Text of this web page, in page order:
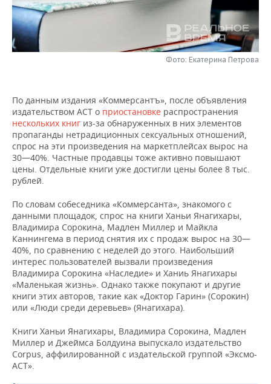
НЕФТЕХИМИЯ
НЕФТЬ
РОЗНИЧНАЯ ТОРГОВЛЯ
ТРАНСПОРТ
НОВОСТИ ТЕХНОЛОГИЙ
IT
ТЕЛЕКОММУНИКАЦИИ
МЕРОПРИЯТИЯ
НОВОСТИ МЕРОПРИЯТИЙ
БИЗНЕС-БРАНЧИ
ONLINE-КОНФЕРЕНЦИИ
ОТКРЫТАЯ ЛЕКЦИЯ
СПОРТ
ФУТБОЛ
ХОККЕЙ
БАСКЕТБОЛ
ВОЛЕЙБОЛ
КИБЕРСПОРТ
ФИГУРНОЕ КАТАНИЕ
ВОДНЫЕ ВИДЫ СПОРТА
ХОККЕЙ С МЯЧОМ
НОВОСТИ ОБЩЕСТВА
ВЛАСТЬ
ИНФРАСТРУКТУРА
ИСТОРИЯ
КУЛЬТУРА
МЕДИЦИНА
ОБРАЗОВАНИЕ
ПРОИСШЕСТВИЯ
ФОТОГАЛЕРЕЯ
СЮЖЕТЫ
СПРАВОЧНИК
СПИСОК ПЕРСОН
СПИСОК КОМПАНИЙ
Фото: Екатерина Петрова
По данным издания «Коммерсантъ», после объявления
издательством АСТ о приостановке распространения
нескольких книг из-за обнаруженных в них элементов
пропаганды нетрадиционных сексуальных отношений,
спрос на эти произведения на маркетплейсах вырос на
30—40%. Частные продавцы тоже активно повышают
цены. Отдельные книги уже достигли цены более 8 тыс.
рублей.
По словам собеседника «Коммерсанта», знакомого с
данными площадок, спрос на книги Ханьи Янагихары,
Владимира Сорокина, Мадлен Миллер и Майкла
Каннингема в период снятия их с продаж вырос на 30—
40%, по сравнению с неделей до этого. Наибольший
интерес пользователей вызвали произведения
Владимира Сорокина «Наследие» и Ханиь Янагихары
«Маленькая жизнь». Однако также покупают и другие
книги этих авторов, такие как «Доктор Гарин» (Сорокин)
или «Люди среди деревьев» (Янагихара).
Книги Ханьи Янагихары, Владимира Сорокина, Мадлен
Миллер и Джеймса Болдуина выпускало издательство
Corpus, аффилированной с издательской группой «Эксмо-
АСТ».